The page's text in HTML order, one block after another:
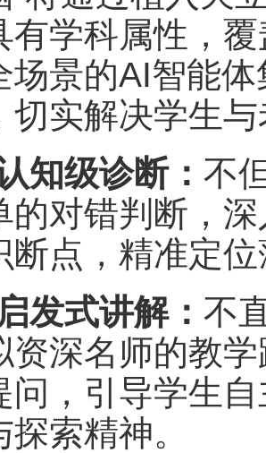
有学科属性，
场景的AI智能体
切实解决学生
知级诊断： 不
的对错判断，
断点，精准定
发式讲解： 不
资深名师的教
问，引导学生
探索精神。